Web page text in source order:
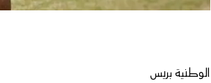
الوطنية بريس